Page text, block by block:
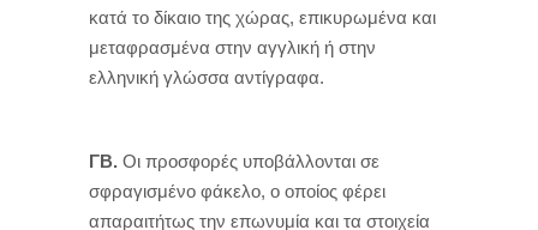
κατά το δίκαιο της χώρας, επικυρωμένα και
μεταφρασμένα στην αγγλική ή στην
ελληνική γλώσσα αντίγραφα.
ΓΒ. Οι προσφορές υποβάλλονται σε
σφραγισμένο φάκελο, ο οποίος φέρει
απαραιτήτως την επωνυμία και τα στοιχεία